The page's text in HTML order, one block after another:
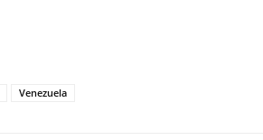
Venezuela